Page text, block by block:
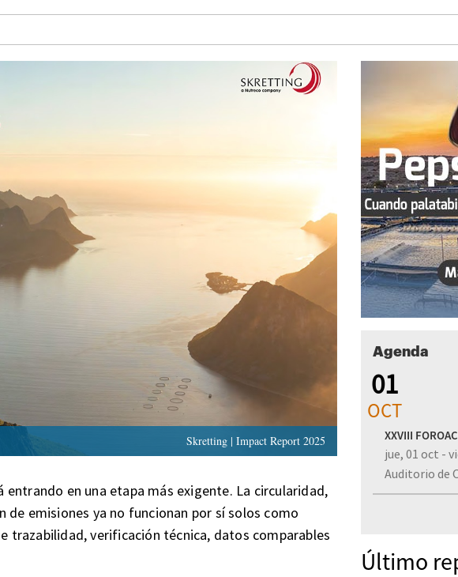
Skretting | Impact Report 2025
en una etapa más exigente. La circularidad,
emisiones ya no funcionan por sí solos como
trazabilidad, verificación técnica, datos comparables
Agenda
01
OCT
XXVIII
jue, 01 oct -
Auditorio de
Último